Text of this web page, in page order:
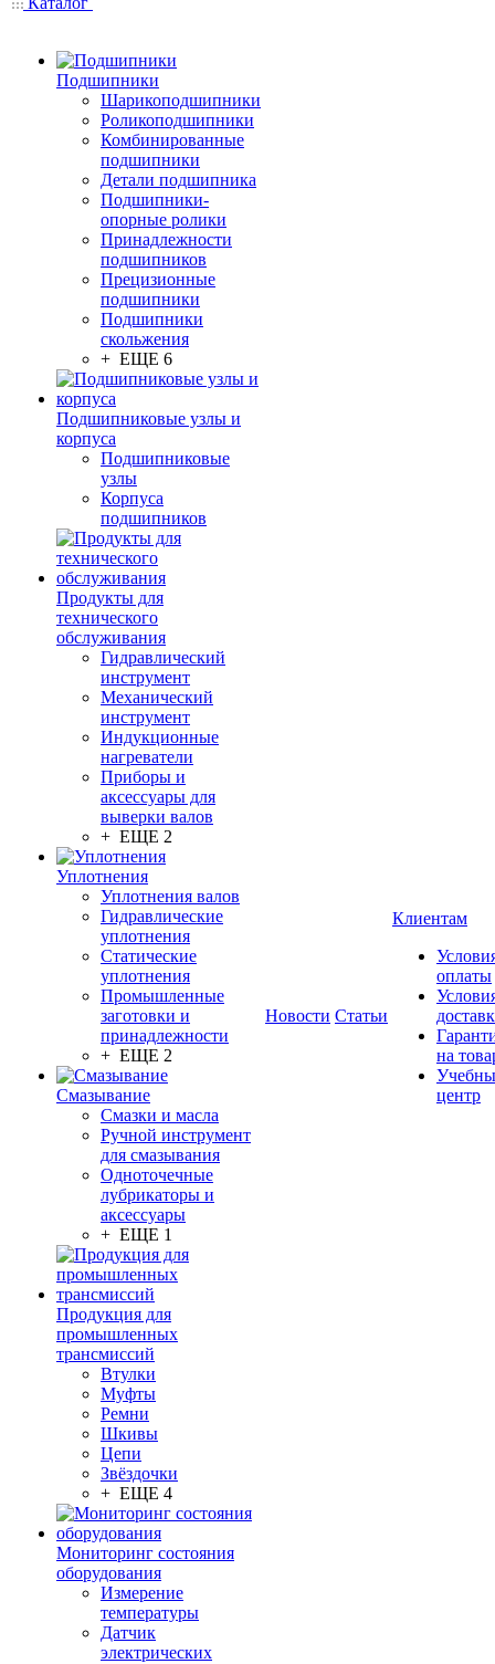
Подшипники
Шарикоподшипники
Роликоподшипники
Комбинированные
подшипники
Детали подшипника
Подшипники-
опорные ролики
Принадлежности
подшипников
Прецизионные
подшипники
Подшипники
скольжения
+ ЕЩЕ 6
Подшипниковые узлы и
корпуса
Подшипниковые
узлы
Корпуса
подшипников
Продукты для
технического
обслуживания
Гидравлический
инструмент
Механический
инструмент
Индукционные
нагреватели
Приборы и
аксессуары для
выверки валов
+ ЕЩЕ 2
Уплотнения
Уплотнения валов
Гидравлические
уплотнения
Статические
уплотнения
Промышленные
заготовки и
принадлежности
+ ЕЩЕ 2
Смазывание
Смазки и масла
Ручной инструмент
для смазывания
Одноточечные
лубрикаторы и
аксессуары
+ ЕЩЕ 1
Продукция для
промышленных
трансмиссий
Втулки
Муфты
Ремни
Шкивы
Цепи
Звёздочки
+ ЕЩЕ 4
Мониторинг состояния
оборудования
Измерение
температуры
Датчик
электрических
Новости Статьи
Клиентам
оплаты
на
центр